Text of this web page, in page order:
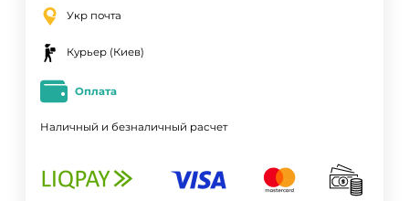
Укр почта
Курьер (Киев)
Оплата
Наличный и безналичный расчет